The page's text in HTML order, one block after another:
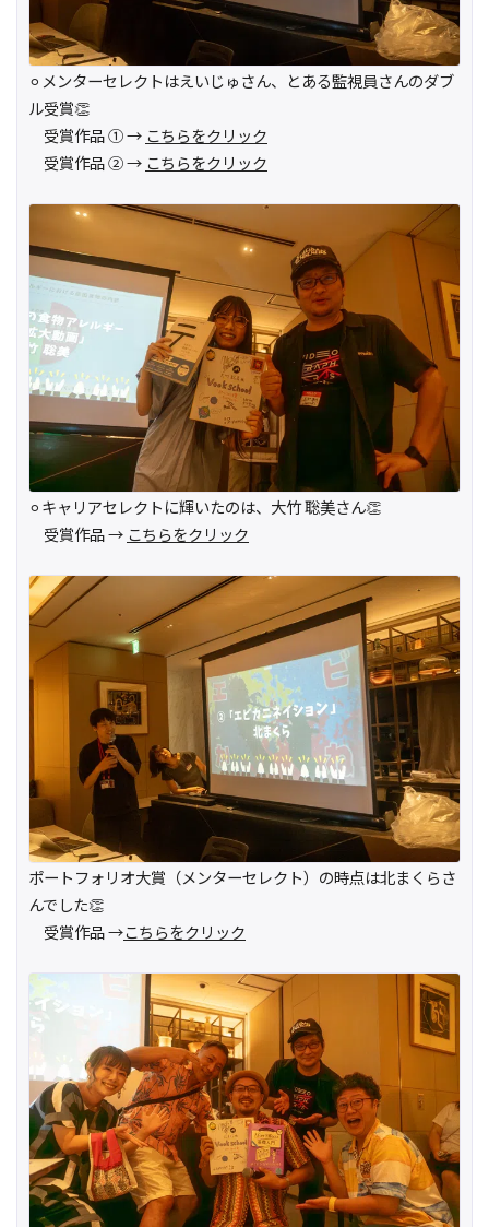
⚪︎メンターセレクトはえいじゅさん、とある監視員さんのダブ
ル受賞👏
受賞作品 ① → こちらをクリック
受賞作品 ② → こちらをクリック
⚪︎キャリアセレクトに輝いたのは、大竹 聡美さん👏
受賞作品 → こちらをクリック
ポートフォリオ大賞（メンターセレクト）の時点は北まくらさ
んでした👏
受賞作品 →こちらをクリック